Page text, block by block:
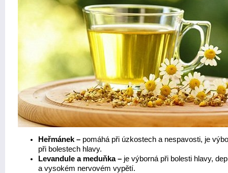
Heřmánek – pomáhá při úzkostech a nespavosti, je
při bolestech hlavy.
Levandule a meduňka – je výborná při bolesti hlavy,
a vysokém nervovém vypětí.